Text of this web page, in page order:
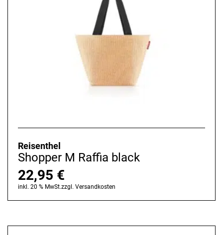
Reisenthel
Shopper M Raffia black
22,95 €
inkl. 20 % MwSt.zzgl. Versandkosten